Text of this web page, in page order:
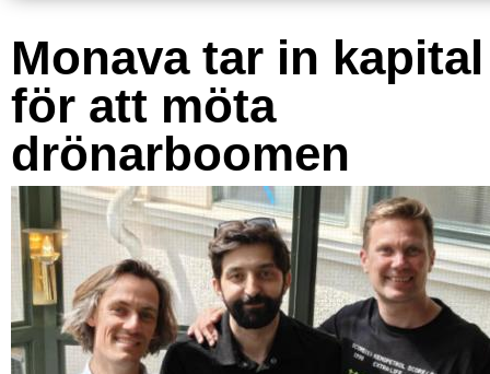
Monava tar in kapital
för att möta
drönarboomen